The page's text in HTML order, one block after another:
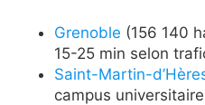
Grenoble (156 140
15-25 min selon
Saint-Martin-
campus